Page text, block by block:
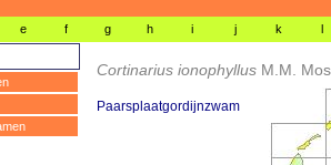
e f g h i j k l
Cortinarius ionophyllus M.M.
Paarsplaatgordijnzwam